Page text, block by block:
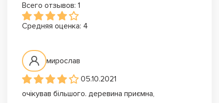
Всего отзывов: 1
Средняя оценка: 4
мирослав
05.10.2021
очікував більшого. деревина приємна,